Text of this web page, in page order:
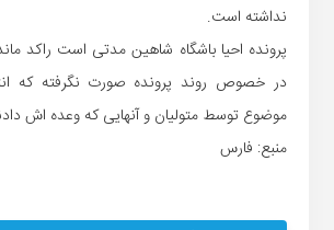
نداشته است.
پرونده احیا باشگاه شاهین مدتی است راکد
در خصوص روند پرونده صورت نگرفته که
موضوع توسط متولیان و آنهایی که وعده اش
منبع: فارس